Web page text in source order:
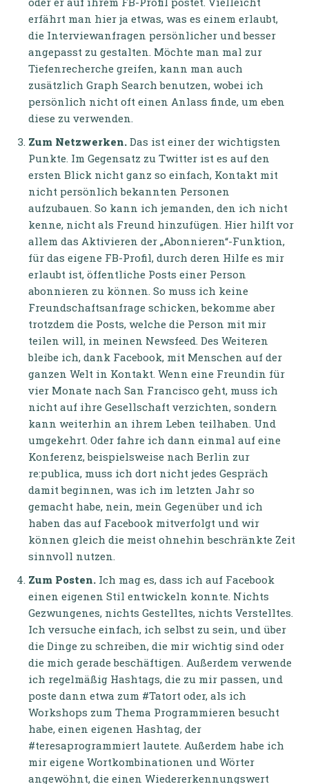
erfährt man hier ja etwas, was es einem erlaubt,
die Interviewanfragen persönlicher und besser
angepasst zu gestalten. Möchte man mal zur
Tiefenrecherche greifen, kann man auch
zusätzlich Graph Search benutzen, wobei ich
persönlich nicht oft einen Anlass finde, um eben
diese zu verwenden.
Zum Netzwerken. Das ist einer der wichtigsten
Punkte. Im Gegensatz zu Twitter ist es auf den
ersten Blick nicht ganz so einfach, Kontakt mit
nicht persönlich bekannten Personen
aufzubauen. So kann ich jemanden, den ich nicht
kenne, nicht als Freund hinzufügen. Hier hilft vor
allem das Aktivieren der „Abonnieren“-Funktion,
für das eigene FB-Profil, durch deren Hilfe es mir
erlaubt ist, öffentliche Posts einer Person
abonnieren zu können. So muss ich keine
Freundschaftsanfrage schicken, bekomme aber
trotzdem die Posts, welche die Person mit mir
teilen will, in meinen Newsfeed. Des Weiteren
bleibe ich, dank Facebook, mit Menschen auf der
ganzen Welt in Kontakt. Wenn eine Freundin für
vier Monate nach San Francisco geht, muss ich
nicht auf ihre Gesellschaft verzichten, sondern
kann weiterhin an ihrem Leben teilhaben. Und
umgekehrt. Oder fahre ich dann einmal auf eine
Konferenz, beispielsweise nach Berlin zur
re:publica, muss ich dort nicht jedes Gespräch
damit beginnen, was ich im letzten Jahr so
gemacht habe, nein, mein Gegenüber und ich
haben das auf Facebook mitverfolgt und wir
können gleich die meist ohnehin beschränkte Zeit
sinnvoll nutzen.
Zum Posten. Ich mag es, dass ich auf Facebook
einen eigenen Stil entwickeln konnte. Nichts
Gezwungenes, nichts Gestelltes, nichts Verstelltes.
Ich versuche einfach, ich selbst zu sein, und über
die Dinge zu schreiben, die mir wichtig sind oder
die mich gerade beschäftigen. Außerdem verwende
ich regelmäßig Hashtags, die zu mir passen, und
poste dann etwa zum #Tatort oder, als ich
Workshops zum Thema Programmieren besucht
habe, einen eigenen Hashtag, der
#teresaprogrammiert lautete. Außerdem habe ich
mir eigene Wortkombinationen und Wörter
angewöhnt, die einen Wiedererkennungswert